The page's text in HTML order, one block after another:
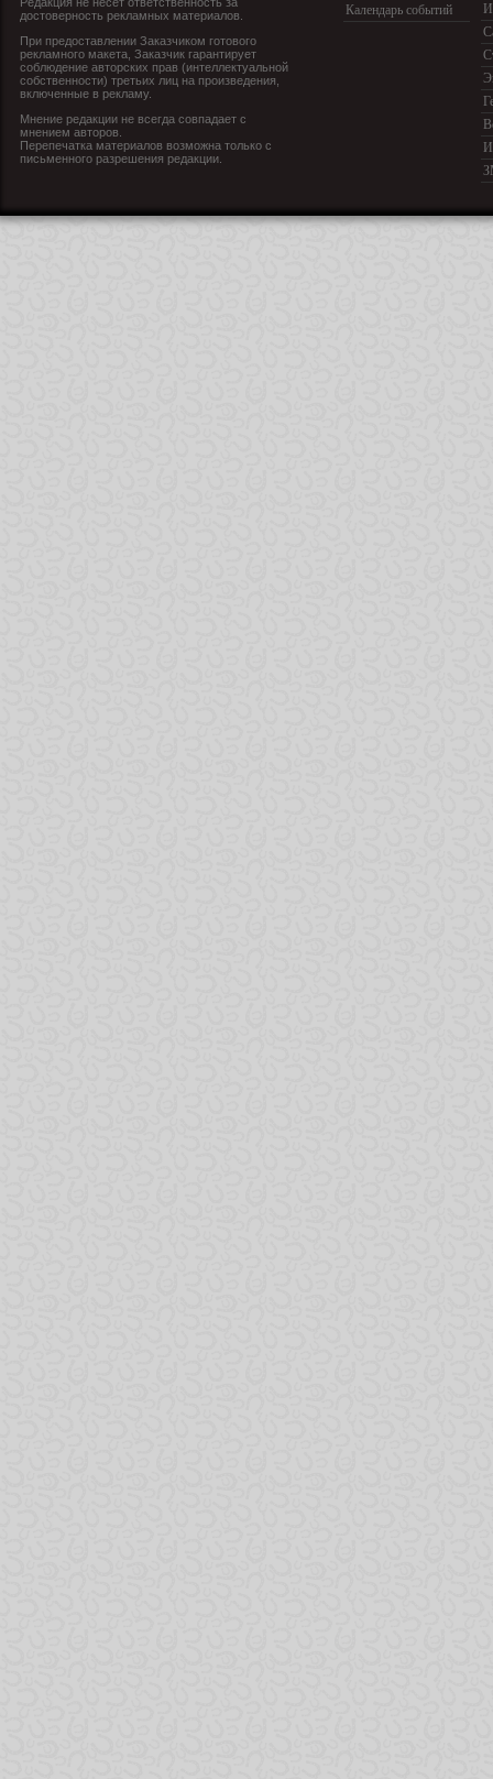
достоверность рекламных материалов.
При предоставлении Заказчиком готового
рекламного макета, Заказчик гарантирует
соблюдение авторских прав (интеллектуальной
собственности) третьих лиц на произведения,
включенные в рекламу.
Мнение редакции не всегда совпадает с
мнением авторов.
Перепечатка материалов возможна только с
письменного разрешения редакции.
Календарь событий